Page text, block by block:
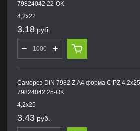
79824042 22-OK
4,2х22
3.18 руб.
Саморез DIN 7982 Z А4 форма С PZ 4,2х25
79824042 25-OK
4,2х25
3.43 руб.